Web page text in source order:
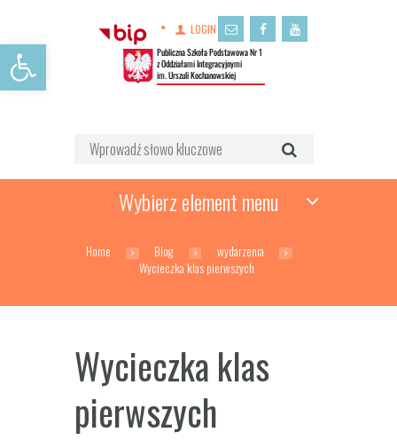
Open toolbar
LOGIN
Wybierz element menu
Home Blog
wydarzenia
Wycieczka klas pierwszych
Wycieczka klas
pierwszych